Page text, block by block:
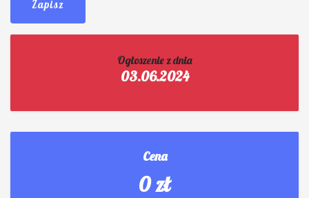
Zapisz
Ogłoszenie z dnia
03.06.2024
Cena
0 zł